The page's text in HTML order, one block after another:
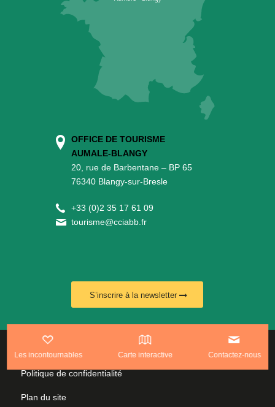
Les incontournables Carte interactive Contactez-nous
OFFICE DE TOURISME
AUMALE-BLANGY
20, rue de Barbentane – BP 65
76340 Blangy-sur-Bresle
+33 (0)2 35 17 61 09
tourisme@cciabb.fr
S’inscrire à la newsletter
www.leplusduweb.com
Politique de confidentialité
Plan du site